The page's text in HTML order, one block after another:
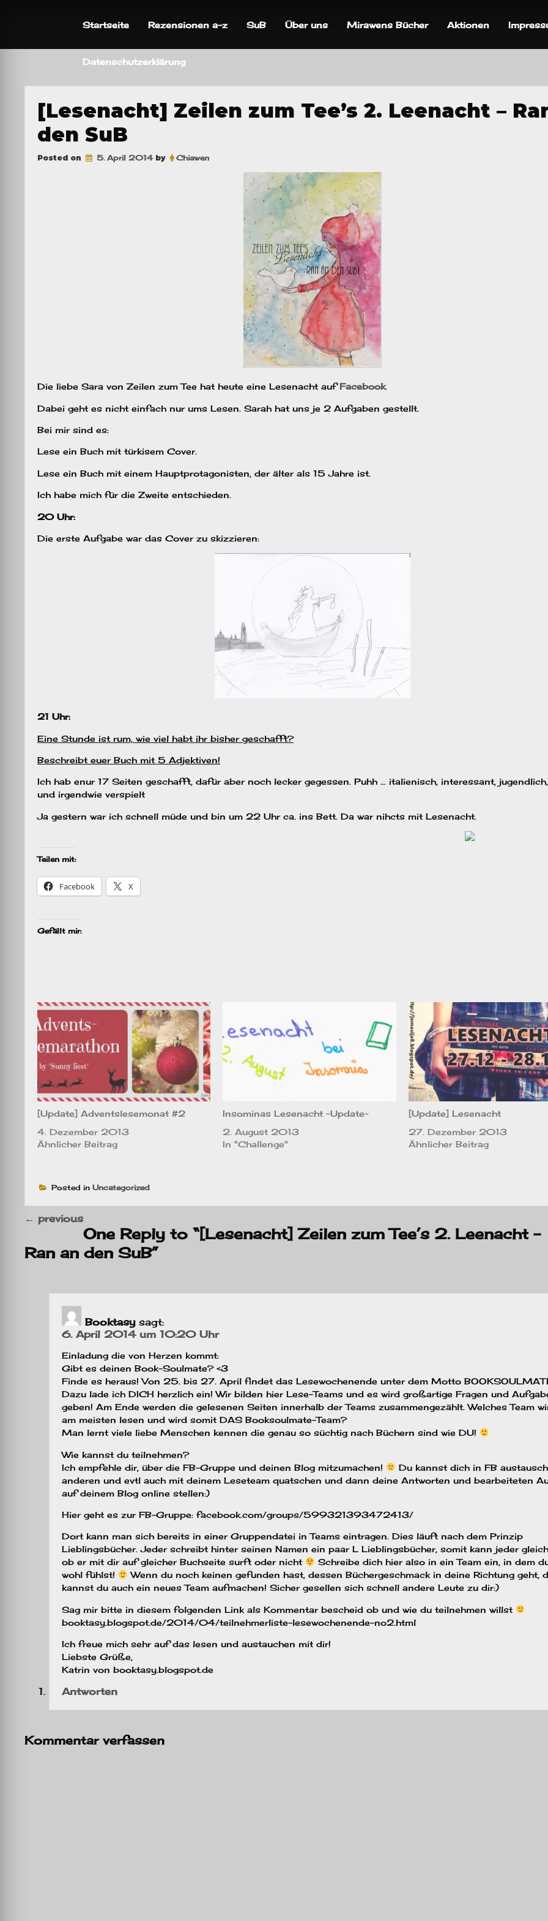
Startseite Rezensionen a-z SuB Über uns Mirawens Bücher Aktionen
Datenschutzerklärung
[Lesenacht] Zeilen zum Tee’s 2. Leenacht –
den SuB
Posted on 5. April 2014by Chiawen
Die liebe Sara von Zeilen zum Tee hat heute eine Lesenacht aufFacebook.
Dabei geht es nicht einfach nur ums Lesen. Sarah hat uns je 2 Aufgaben gestellt.
Bei mir sind es:
Lese ein Buch mit türkisem Cover.
Lese ein Buch mit einem Hauptprotagonisten, der älter als 15 Jahre ist.
Ich habe mich für die Zweite entschieden.
20 Uhr:
Die erste Aufgabe war das Cover zu skizzieren:
21 Uhr:
Eine Stunde ist rum, wie viel habt ihr bisher geschafft?
Beschreibt euer Buch mit 5 Adjektiven!
Ich hab enur 17 Seiten geschafft, dafür aber noch lecker gegessen. Puhh … italienisch, interessant,
und irgendwie verspielt
Ja gestern war ich schnell müde und bin um 22 Uhr ca. ins Bett. Da war nihcts mit Lesenacht.
Teilen mit:
Facebook X
Gefällt mir:
[Update] Adventslesemonat #2
4. Dezember 2013
Ähnlicher Beitrag
Insominas Lesenacht ~Update~
2. August 2013
In "Challenge"
[Update] Lesenacht
27. Dezember 2013
Ähnlicher Beitrag
Posted in Uncategorized
← previous
One Reply to “[Lesenacht] Zeilen zum Tee’s 2. Leenacht –
Ran an den SuB”
Booktasy sagt:
6. April 2014 um 10:20 Uhr
Einladung die von Herzen kommt:
Gibt es deinen Book-Soulmate? <3
Finde es heraus! Von 25. bis 27. April findet das Lesewochenende unter dem Motto
Dazu lade ich DICH herzlich ein! Wir bilden hier Lese-Teams und es wird großartige Fragen und
geben! Am Ende werden die gelesenen Seiten innerhalb der Teams zusammengezählt. Welches Team
am meisten lesen und wird somit DAS Booksoulmate-Team?
Man lernt viele liebe Menschen kennen die genau so süchtig nach Büchern sind wie DU!
Wie kannst du teilnehmen?
Ich empfehle dir, über die FB-Gruppe und deinen Blog mitzumachen!
Du kannst dich in FB
anderen und evtl auch mit deinem Leseteam quatschen und dann deine Antworten und bearbeiteten
auf deinem Blog online stellen:)
Hier geht es zur FB-Gruppe: facebook.com/groups/599321393472413/
Dort kann man sich bereits in einer Gruppendatei in Teams eintragen. Dies läuft nach dem Prinzip
Lieblingsbücher. Jeder schreibt hinter seinen Namen ein paar L Lieblingsbücher, somit kann jeder
ob er mit dir auf gleicher Buchseite surft oder nicht
Schreibe dich hier also in ein Team ein, in dem
wohl fühlst!
Wenn du noch keinen gefunden hast, dessen Büchergeschmack in deine Richtung geht,
kannst du auch ein neues Team aufmachen! Sicher gesellen sich schnell andere Leute zu dir:)
Sag mir bitte in diesem folgenden Link als Kommentar bescheid ob und wie du teilnehmen willst
booktasy.blogspot.de/2014/04/teilnehmerliste-lesewochenende-no2.html
Ich freue mich sehr auf das lesen und austauchen mit dir!
Liebste Grüße,
Katrin von booktasy.blogspot.de
Antworten
Kommentar verfassen